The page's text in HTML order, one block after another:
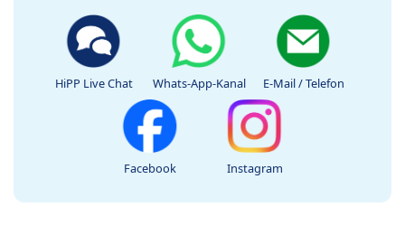
HiPP Live Chat Whats-App-Kanal E-Mail / Telefon
Facebook Instagram